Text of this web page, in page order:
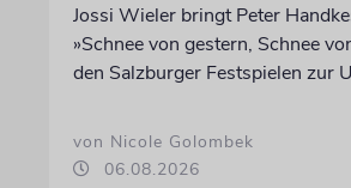
Jossi Wieler bringt Peter
»Schnee von gestern, Schnee
den Salzburger Festspielen zur
von Nicole Golombek
06.08.2026